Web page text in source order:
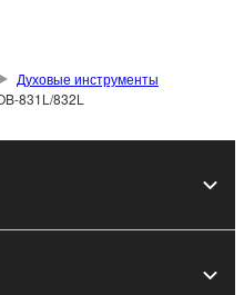
Духовые инструменты
831L/832L